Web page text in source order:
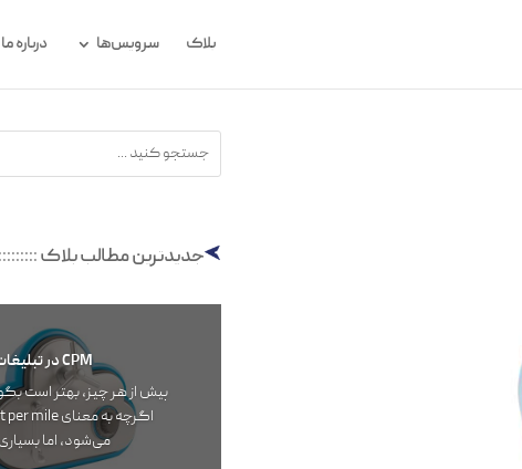
بلاگ سرویس‌ها درباره ما
جدیدترین مطالب بلاگ
CPM در تبلیغات
می‌شود، اما بسیاری